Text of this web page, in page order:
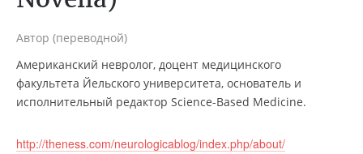
Автор (переводной)
Американский невролог, доцент медицинского
факультета Йельского университета, основатель и
исполнительный редактор Science-Based Medicine.
http://theness.com/neurologicablog/index.php/about/